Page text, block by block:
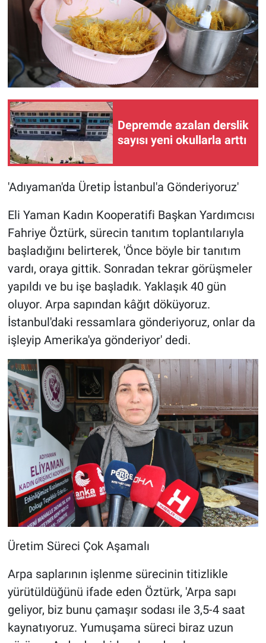
Depremde azalan derslik
sayısı yeni okullarla arttı
'Adıyaman'da Üretip İstanbul'a Gönderiyoruz'
Eli Yaman Kadın Kooperatifi Başkan Yardımcısı
Fahriye Öztürk, sürecin tanıtım toplantılarıyla
başladığını belirterek, 'Önce böyle bir tanıtım
vardı, oraya gittik. Sonradan tekrar görüşmeler
yapıldı ve bu işe başladık. Yaklaşık 40 gün
oluyor. Arpa sapından kâğıt döküyoruz.
İstanbul'daki ressamlara gönderiyoruz, onlar da
işleyip Amerika'ya gönderiyor' dedi.
Üretim Süreci Çok Aşamalı
Arpa saplarının işlenme sürecinin titizlikle
yürütüldüğünü ifade eden Öztürk, 'Arpa sapı
geliyor, biz bunu çamaşır sodası ile 3,5-4 saat
kaynatıyoruz. Yumuşama süreci biraz uzun